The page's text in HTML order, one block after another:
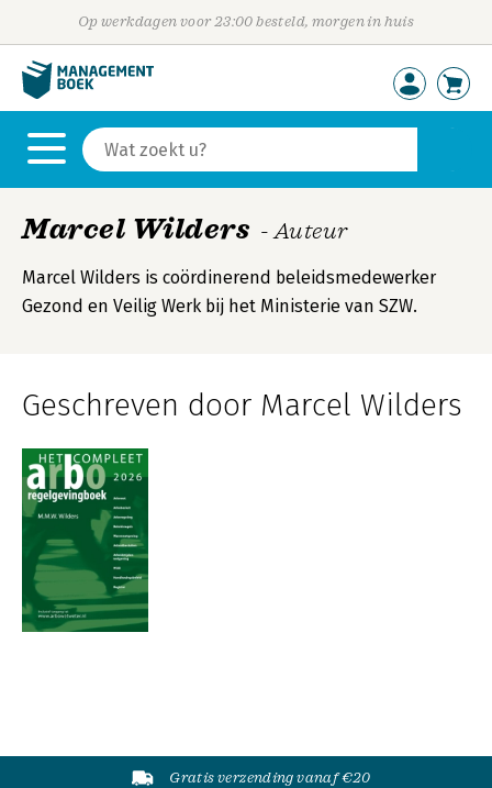
Op werkdagen voor 23:00 besteld, morgen in huis
Marcel Wilders - Auteur
Marcel Wilders is coördinerend beleidsmedewerker
Gezond en Veilig Werk bij het Ministerie van SZW.
Geschreven door Marcel Wilders
Gratis verzending vanaf €20